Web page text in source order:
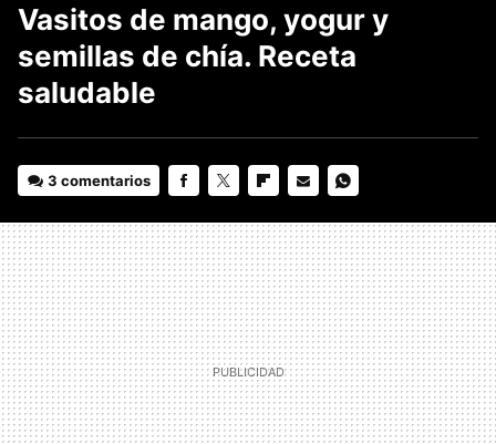
Vasitos de mango, yogur y
semillas de chía. Receta
saludable
3 comentarios
MAIL